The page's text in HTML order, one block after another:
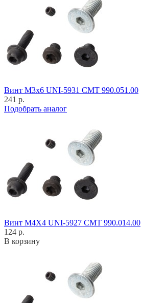
Винт M3x6 UNI-5931 CMT 990.051.00
241 р.
Подобрать аналог
Винт M4X4 UNI-5927 CMT 990.014.00
124 р.
В корзину